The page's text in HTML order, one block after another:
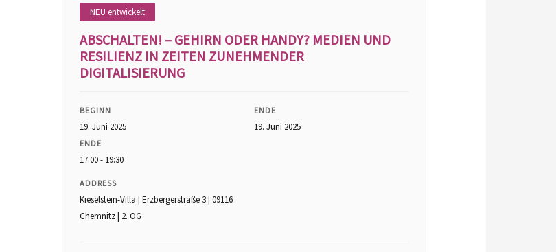
NEU entwickelt
ABSCHALTEN! – GEHIRN ODER HANDY? MEDIEN UND
RESILIENZ IN ZEITEN ZUNEHMENDER
DIGITALISIERUNG
BEGINN
19. Juni 2025
ENDE
19. Juni 2025
ENDE
17:00 - 19:30
ADDRESS
Kieselstein-Villa | Erzbergerstraße 3 | 09116
Chemnitz | 2. OG